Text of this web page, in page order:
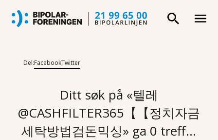
Del:FacebookTwitter
Ditt søk på «텔레
@CASHFILTER365【【정치자금
세탁방법검돈믹싱» ga 0 treff...